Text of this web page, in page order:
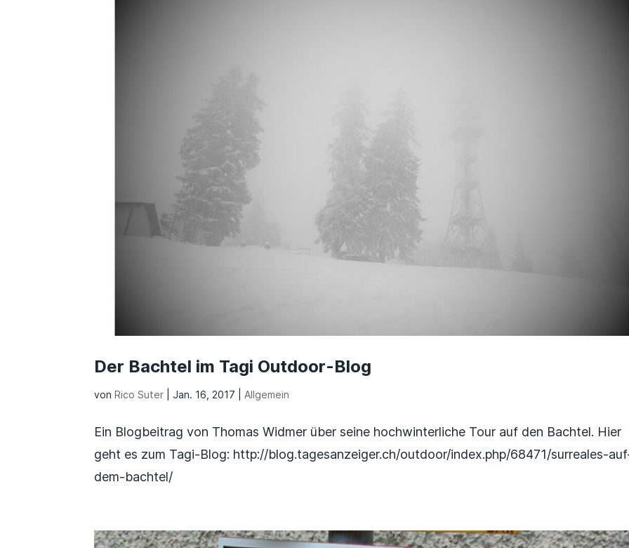
Der Bachtel im Tagi Outdoor-Blog
vonRico Suter Jan. 16, 2017 Allgemein
Ein Blogbeitrag von Thomas Widmer über seine hochwinterliche Tour auf den Bachtel. Hier
geht es zum Tagi-Blog: http://blog.tagesanzeiger.ch/outdoor/index.php/68471/surreales-
dem-bachtel/